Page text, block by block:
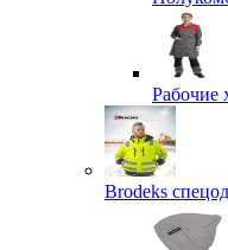
Рабочие
Brodeks